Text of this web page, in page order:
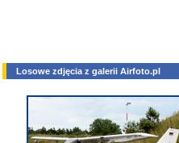
Losowe zdjęcia z galerii Airfoto.pl